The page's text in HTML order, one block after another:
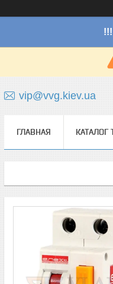
vip@vvg.kiev.ua
ГЛАВНАЯ КАТАЛОГ